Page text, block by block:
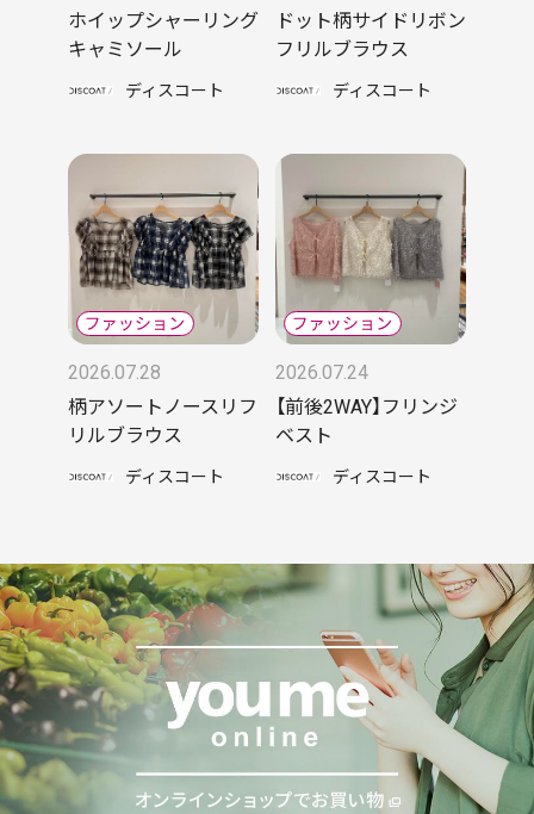
ホイップシャーリング
キャミソール
ディスコート
ドット柄サイドリボン
フリルブラウス
ディスコート
2026.07.28
柄アソートノースリフ
リルブラウス
ディスコート
2026.07.24
【前後2WAY】フリンジ
ベスト
ディスコート